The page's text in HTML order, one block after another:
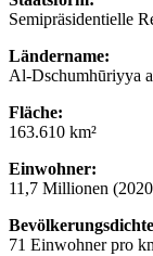
Semipräsidentielle
Ländername:
Al-Dschumhūriyya
Fläche:
163.610 km²
Einwohner:
11,7 Millionen
71 Einwohner pro